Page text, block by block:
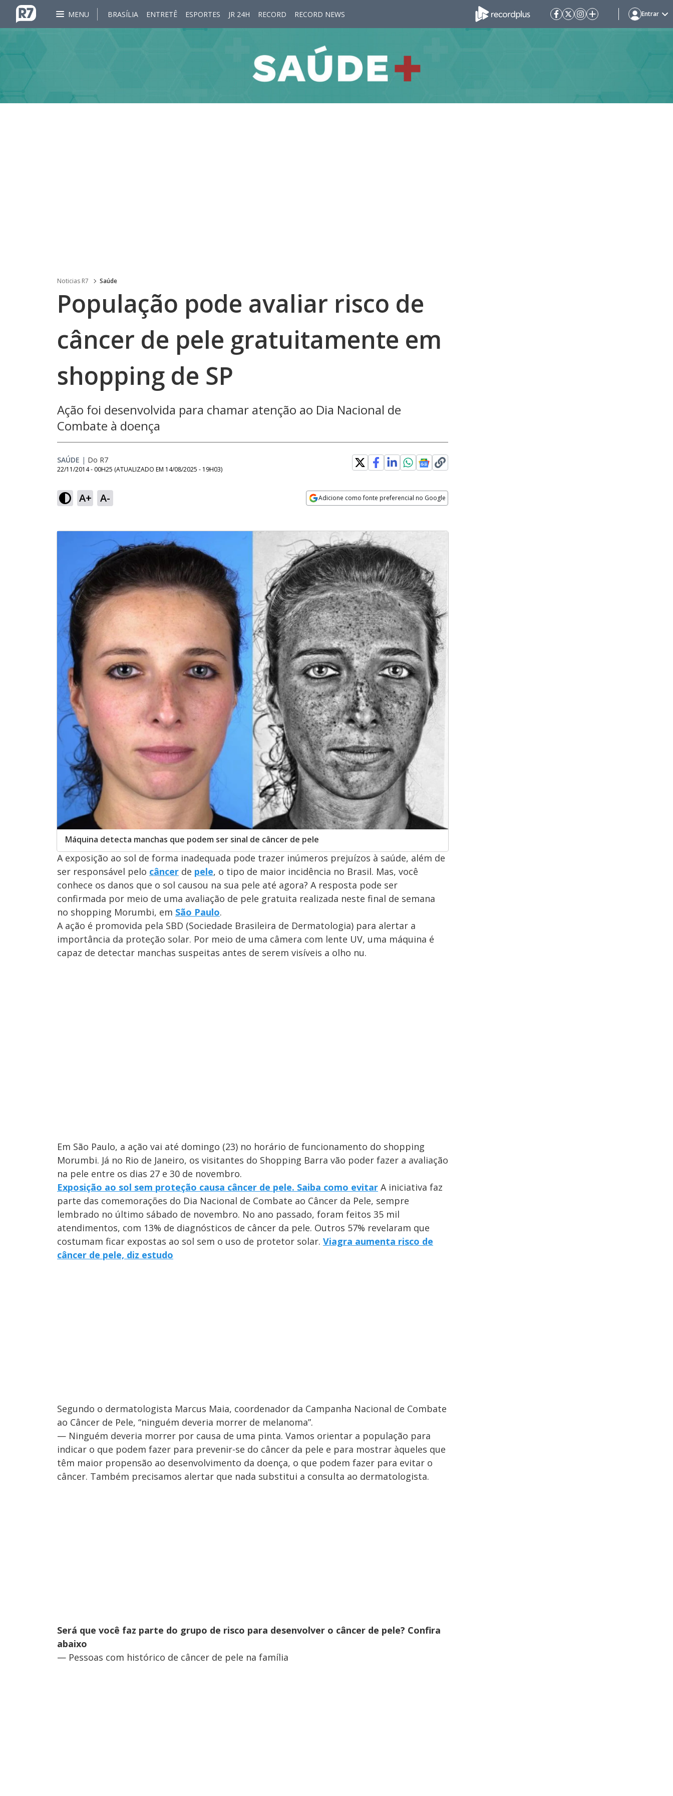
MENU BRASÍLIA ENTRETÊ ESPORTES JR 24H RECORD RECORD NEWS Entrar
Noticias R7 Saúde
População pode avaliar risco de
câncer de pele gratuitamente em
shopping de SP
Ação foi desenvolvida para chamar atenção ao Dia Nacional de
Combate à doença
SAÚDE | Do R7
22/11/2014 - 00H25 (ATUALIZADO EM 14/08/2025 - 19H03)
A+ A- Adicione como fonte preferencial no Google
Máquina detecta manchas que podem ser sinal de câncer de pele
A exposição ao sol de forma inadequada pode trazer inúmeros prejuízos à saúde, além de
ser responsável pelo câncer de pele, o tipo de maior incidência no Brasil. Mas, você
conhece os danos que o sol causou na sua pele até agora? A resposta pode ser
confirmada por meio de uma avaliação de pele gratuita realizada neste final de semana
no shopping Morumbi, em São Paulo.
A ação é promovida pela SBD (Sociedade Brasileira de Dermatologia) para alertar a
importância da proteção solar. Por meio de uma câmera com lente UV, uma máquina é
capaz de detectar manchas suspeitas antes de serem visíveis a olho nu.
Em São Paulo, a ação vai até domingo (23) no horário de funcionamento do shopping
Morumbi. Já no Rio de Janeiro, os visitantes do Shopping Barra vão poder fazer a avaliação
na pele entre os dias 27 e 30 de novembro.
Exposição ao sol sem proteção causa câncer de pele. Saiba como evitar A iniciativa faz
parte das comemorações do Dia Nacional de Combate ao Câncer da Pele, sempre
lembrado no último sábado de novembro. No ano passado, foram feitos 35 mil
atendimentos, com 13% de diagnósticos de câncer da pele. Outros 57% revelaram que
costumam ficar expostas ao sol sem o uso de protetor solar. Viagra aumenta risco de
câncer de pele, diz estudo
Segundo o dermatologista Marcus Maia, coordenador da Campanha Nacional de Combate
ao Câncer de Pele, “ninguém deveria morrer de melanoma”.
— Ninguém deveria morrer por causa de uma pinta. Vamos orientar a população para
indicar o que podem fazer para prevenir-se do câncer da pele e para mostrar àqueles que
têm maior propensão ao desenvolvimento da doença, o que podem fazer para evitar o
câncer. Também precisamos alertar que nada substitui a consulta ao dermatologista.
Será que você faz parte do grupo de risco para desenvolver o câncer de pele? Confira
abaixo
— Pessoas com histórico de câncer de pele na família